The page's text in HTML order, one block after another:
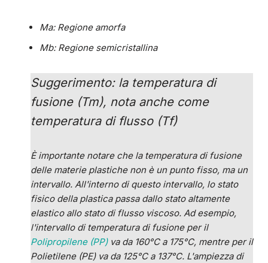
Ma: Regione amorfa
Mb: Regione semicristallina
Suggerimento: la temperatura di
fusione (Tm), nota anche come
temperatura di flusso (Tf)
È importante notare che la temperatura di fusione
delle materie plastiche non è un punto fisso, ma un
intervallo. All'interno di questo intervallo, lo stato
fisico della plastica passa dallo stato altamente
elastico allo stato di flusso viscoso. Ad esempio,
l'intervallo di temperatura di fusione per il
Polipropilene (PP)va da 160°C a 175°C, mentre per il
Polietilene (PE) va da 125°C a 137°C. L'ampiezza di